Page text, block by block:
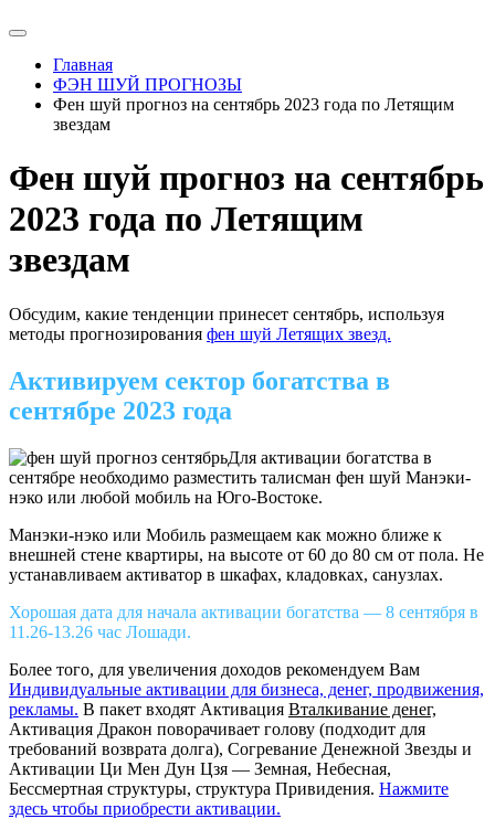
Главная
ФЭН ШУЙ ПРОГНОЗЫ
Фен шуй прогноз на сентябрь 2023 года по Летящим
звездам
Фен шуй прогноз на сентябрь
2023 года по Летящим
звездам
Обсудим, какие тенденции принесет сентябрь, используя
методы прогнозирования фен шуй Летящих звезд.
Активируем сектор богатства в
сентябре 2023 года
Для активации богатства в
сентябре необходимо разместить талисман фен шуй Манэки-
нэко или любой мобиль на Юго-Востоке.
Манэки-нэко или Мобиль размещаем как можно ближе к
внешней стене квартиры, на высоте от 60 до 80 см от пола. Не
устанавливаем активатор в шкафах, кладовках, санузлах.
Хорошая дата для начала активации богатства — 8 сентября в
11.26-13.26 час Лошади.
Более того, для увеличения доходов рекомендуем Вам
Индивидуальные активации для бизнеса, денег, продвижения,
рекламы. В пакет входят Активация Вталкивание денег,
Активация Дракон поворачивает голову (подходит для
требований возврата долга), Согревание Денежной Звезды и
Активации Ци Мен Дун Цзя — Земная, Небесная,
Бессмертная структуры, структура Привидения. Нажмите
здесь чтобы приобрести активации.